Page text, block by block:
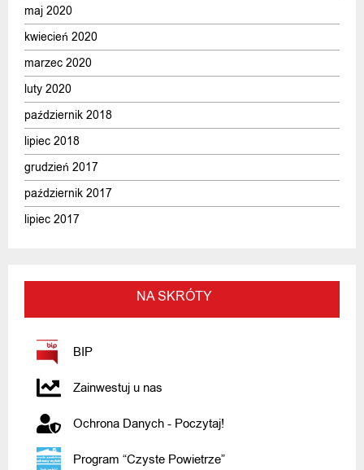
maj 2020
kwiecień 2020
marzec 2020
luty 2020
październik 2018
lipiec 2018
grudzień 2017
październik 2017
lipiec 2017
NA SKRÓTY
BIP
Zainwestuj u nas
Ochrona Danych - Poczytaj!
Program “Czyste Powietrze”